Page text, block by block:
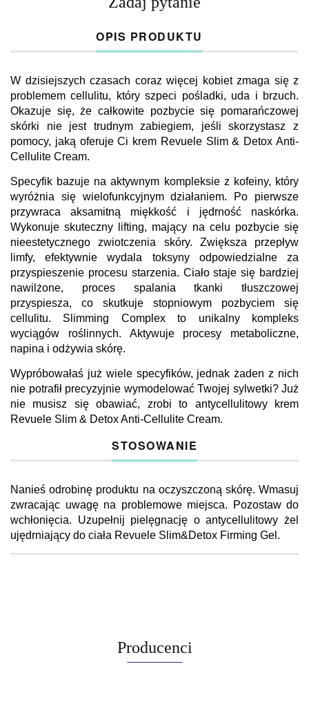
OPIS PRODUKTU
W dzisiejszych czasach coraz więcej kobiet zmaga się z
problemem cellulitu, który szpeci pośladki, uda i brzuch.
Okazuje się, że całkowite pozbycie się pomarańczowej
skórki nie jest trudnym zabiegiem, jeśli skorzystasz z
pomocy, jaką oferuje Ci krem Revuele Slim & Detox Anti-
Cellulite Cream.
Specyfik bazuje na aktywnym kompleksie z kofeiny, który
wyróżnia się wielofunkcyjnym działaniem. Po pierwsze
przywraca aksamitną miękkość i jędrność naskórka.
Wykonuje skuteczny lifting, mający na celu pozbycie się
nieestetycznego zwiotczenia skóry. Zwiększa przepływ
limfy, efektywnie wydala toksyny odpowiedzialne za
przyspieszenie procesu starzenia. Ciało staje się bardziej
nawilżone, proces spalania tkanki tłuszczowej
przyspiesza, co skutkuje stopniowym pozbyciem się
cellulitu. Slimming Complex to unikalny kompleks
wyciągów roślinnych. Aktywuje procesy metaboliczne,
napina i odżywia skórę.
Wypróbowałaś już wiele specyfików, jednak żaden z nich
nie potrafił precyzyjnie wymodelować Twojej sylwetki? Już
nie musisz się obawiać, zrobi to antycellulitowy krem
Revuele Slim & Detox Anti-Cellulite Cream.
STOSOWANIE
Nanieś odrobinę produktu na oczyszczoną skórę. Wmasuj
zwracając uwagę na problemowe miejsca. Pozostaw do
wchłonięcia. Uzupełnij pielęgnację o antycellulitowy żel
ujędrniający do ciała Revuele Slim&Detox Firming Gel.
Producenci